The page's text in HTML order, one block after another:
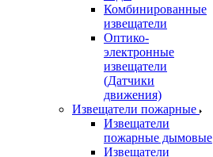
Комбинированные
извещатели
Оптико-
электронные
извещатели
(Датчики
движения)
Извещатели пожарные
Извещатели
пожарные дымовые
Извещатели